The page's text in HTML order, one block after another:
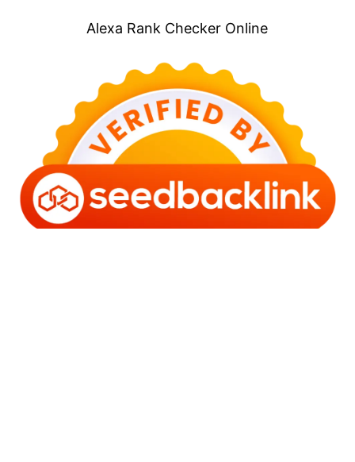
Alexa Rank Checker Online